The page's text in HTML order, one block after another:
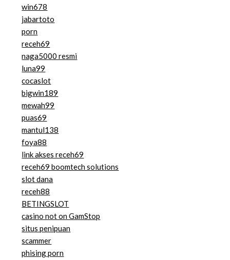
win678
jabartoto
porn
receh69
naga5000 resmi
luna99
cocaslot
bigwin189
mewah99
puas69
mantul138
foya88
link akses receh69
receh69 boomtech solutions
slot dana
receh88
BETINGSLOT
casino not on GamStop
situs penipuan
scammer
phising porn